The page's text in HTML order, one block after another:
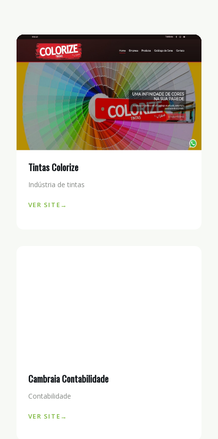
Tintas Colorize
Indústria de tintas
VER SITE
Cambraia Contabilidade
Contabilidade
VER SITE